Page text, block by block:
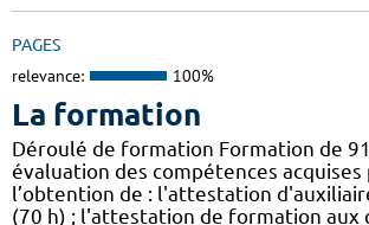
PAGES
relevance: 100%
La formation
Déroulé de formation Formation de
évaluation des compétences
l’obtention de : l'attestation
(70 h) ; l'attestation de formation aux